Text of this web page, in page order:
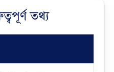
তথ্য